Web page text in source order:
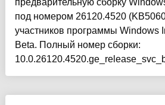
предварительную сборку
под номером 26120.4520
участников программы Windows
Beta. Полный номер сборки: